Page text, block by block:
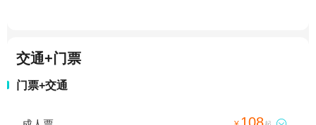
交通+门票
门票+交通